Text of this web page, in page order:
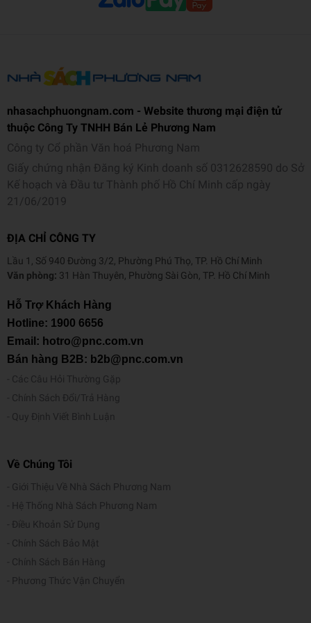
Sau mỗi tình huống này, sách sẽ trang bị kiến thức và lời
khuyên phù hợp để con ghi nhớ sâu.
Chỉ với một bộ sách này, trẻ sẽ được trang bị những kiến
thức an toàn về rất nhiều tình huống xoay quanh cuộc sống
hàng ngày. Từ đó, giúp các em trở thành những “vệ sĩ nhí”
tự bảo vệ chính mình và những người xung quanh.
nhasachphuongnam.com - Website thương mại điện tử
thuộc Công Ty TNHH Bán Lẻ Phương Nam
Công ty Cổ phần Văn hoá Phương Nam
Giấy chứng nhận Đăng ký Kinh doanh số 0312628590 do Sở
Kế hoạch và Đầu tư Thành phố Hồ Chí Minh cấp ngày
21/06/2019
ĐỊA CHỈ CÔNG TY
Lầu 1, Số 940 Đường 3/2, Phường Phú Thọ, TP. Hồ Chí Minh
Văn phòng: 31 Hàn Thuyên, Phường Sài Gòn, TP. Hồ Chí Minh
Hỗ Trợ Khách Hàng
Hotline: 1900 6656
Email: hotro@pnc.com.vn
Bán hàng B2B: b2b@pnc.com.vn
Các Câu Hỏi Thường Gặp
Chính Sách Đổi/Trả Hàng
Quy Định Viết Bình Luận
Về Chúng Tôi
Giới Thiệu Về Nhà Sách Phương Nam
Hệ Thống Nhà Sách Phương Nam
Điều Khoản Sử Dụng
Chính Sách Bảo Mật
Chính Sách Bán Hàng
Phương Thức Vận Chuyển